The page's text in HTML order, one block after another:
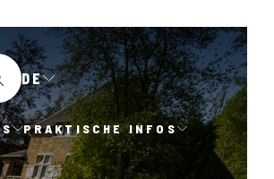
DE
PRAKTISCHE INFOS